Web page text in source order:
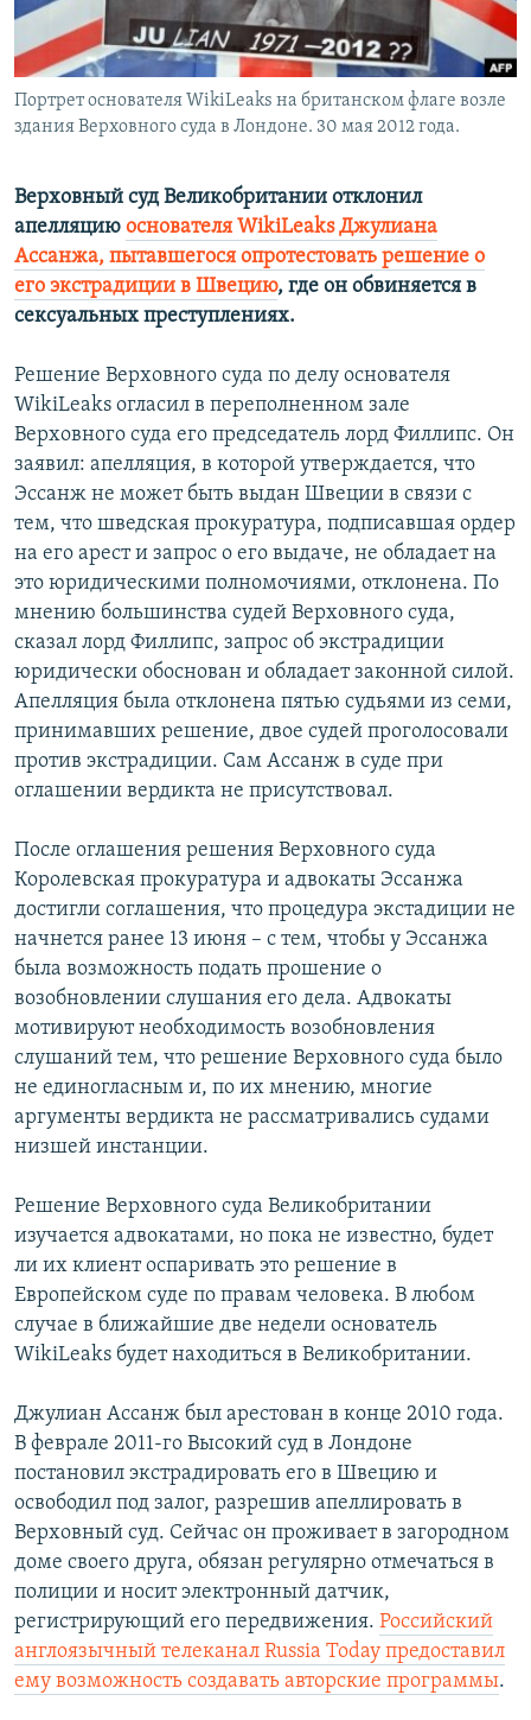
Հայերեն
English
Русский
Все сайты Радио Азатутюн
Портрет основателя WikiLeaks на британском флаге возле
здания Верховного суда в Лондоне. 30 мая 2012 года.
Верховный суд Великобритании отклонил
апелляцию основателя WikiLeaks Джулиана
Ассанжа, пытавшегося опротестовать решение о
его экстрадиции в Швецию, где он обвиняется в
сексуальных преступлениях.
Решение Верховного суда по делу основателя
WikiLeaks огласил в переполненном зале
Верховного суда его председатель лорд Филлипс. Он
заявил: апелляция, в которой утверждается, что
Эссанж не может быть выдан Швеции в связи с
тем, что шведская прокуратура, подписавшая ордер
на его арест и запрос о его выдаче, не обладает на
это юридическими полномочиями, отклонена. По
мнению большинства судей Верховного суда,
сказал лорд Филлипс, запрос об экстрадиции
юридически обоснован и обладает законной силой.
Апелляция была отклонена пятью судьями из семи,
принимавших решение, двое судей проголосовали
против экстрадиции. Сам Ассанж в суде при
оглашении вердикта не присутствовал.
После оглашения решения Верховного суда
Королевская прокуратура и адвокаты Эссанжа
достигли соглашения, что процедура экстадиции не
начнется ранее 13 июня – с тем, чтобы у Эссанжа
была возможность подать прошение о
возобновлении слушания его дела. Адвокаты
мотивируют необходимость возобновления
слушаний тем, что решение Верховного суда было
не единогласным и, по их мнению, многие
аргументы вердикта не рассматривались судами
низшей инстанции.
Решение Верховного суда Великобритании
изучается адвокатами, но пока не известно, будет
ли их клиент оспаривать это решение в
Европейском суде по правам человека. В любом
случае в ближайшие две недели основатель
WikiLeaks будет находиться в Великобритании.
Джулиан Ассанж был арестован в конце 2010 года.
В феврале 2011-го Высокий суд в Лондоне
постановил экстрадировать его в Швецию и
освободил под залог, разрешив апеллировать в
Верховный суд. Сейчас он проживает в загородном
доме своего друга, обязан регулярно отмечаться в
полиции и носит электронный датчик,
регистрирующий его передвижения. Российский
англоязычный телеканал Russia Today предоставил
ему возможность создавать авторские программы.